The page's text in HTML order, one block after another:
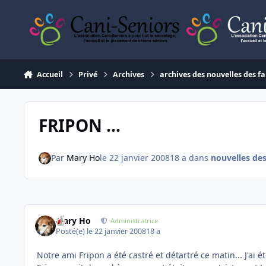
Accueil Privé Archives archives des nouvelles des
FRIPON ...
Par Mary Hole 22 janvier 200818 a dans nouvelles
Mary Ho Administratrice
Posté(e) le 22 janvier 200818 a
Notre ami Fripon a été castré et détartré ce matin... J'ai